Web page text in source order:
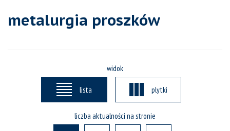
metalurgia proszków
widok
lista plytki
liczba aktualności na stronie